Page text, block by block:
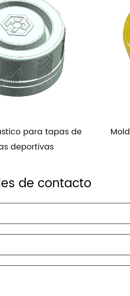
tapa de bebida de
plástico
de contacto